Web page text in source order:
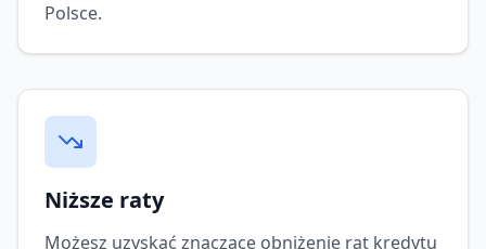
Polsce.
Niższe raty
Możesz uzyskać znaczące obniżenie rat kredytu